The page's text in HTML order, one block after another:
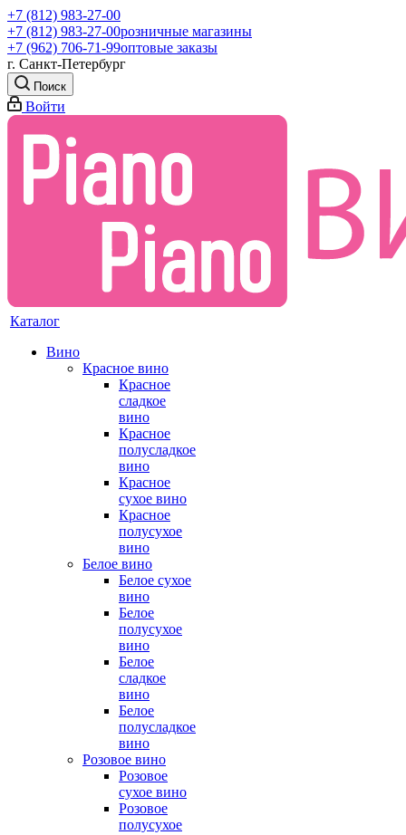
+7 (812) 983-27-00
+7 (812) 983-27-00розничные магазины
+7 (962) 706-71-99оптовые заказы
г. Санкт-Петербург
Поиск
Войти
Каталог
Вино
Красное вино
Красное
сладкое
вино
Красное
полусладкое
вино
Красное
сухое вино
Красное
полусухое
вино
Белое вино
Белое сухое
вино
Белое
полусухое
вино
Белое
сладкое
вино
Белое
полусладкое
вино
Розовое вино
Розовое
сухое вино
Розовое
полусухое